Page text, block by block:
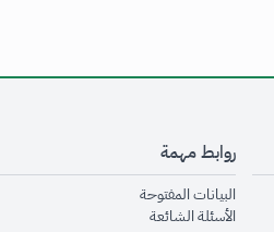
روابط مهمة
البيانات المفتوحةopens in new window
الأسئلة الشائعةopens in new window